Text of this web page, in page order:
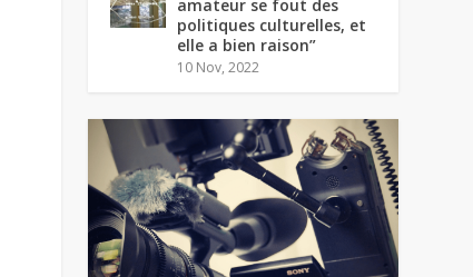
amateur se fout des
politiques culturelles, et
elle a bien raison”
10 Nov, 2022